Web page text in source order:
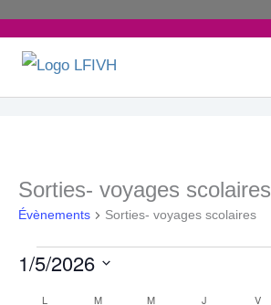
au
contenu
Sorties- voyages scolaires
Évènements Sorties- voyages scolaires
Évènements
1/5/2026
L M M J V